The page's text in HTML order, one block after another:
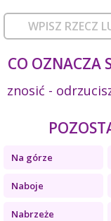
CO OZNACZA
znosić -
Na górze
Naboje
Nabrzeże